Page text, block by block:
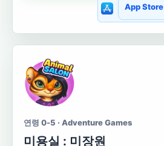
App Store
연령 0-5 · Adventure Games
미용실 : 미장원